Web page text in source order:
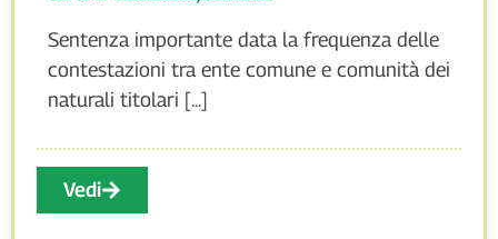
Sentenza importante data la frequenza delle
contestazioni tra ente comune e comunità dei
naturali titolari [...]
Vedi